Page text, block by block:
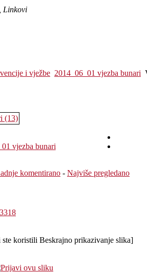
Linkovi
i vježbe 2014_06_01 vjezba bunari
vjezba bunari
komentirano - Najviše pregledano
3318
koristili Beskrajno prikazivanje slika]